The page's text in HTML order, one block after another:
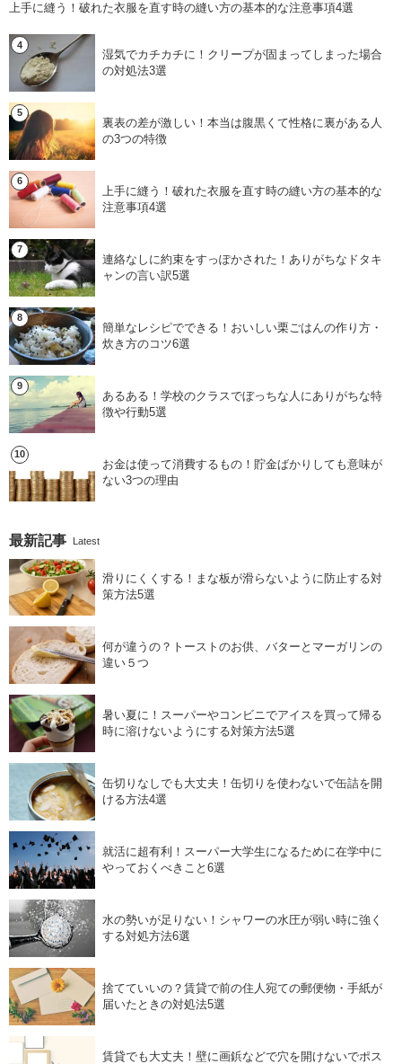
上手に縫う！破れた衣服を直す時の縫い方の基本的な注意事項4選
湿気でカチカチに！クリープが固まってしまった場合
の対処法3選
裏表の差が激しい！本当は腹黒くて性格に裏がある人
の3つの特徴
上手に縫う！破れた衣服を直す時の縫い方の基本的な
注意事項4選
連絡なしに約束をすっぽかされた！ありがちなドタキ
ャンの言い訳5選
簡単なレシピでできる！おいしい栗ごはんの作り方・
炊き方のコツ6選
あるある！学校のクラスでぼっちな人にありがちな特
徴や行動5選
お金は使って消費するもの！貯金ばかりしても意味が
ない3つの理由
最新記事 Latest
滑りにくくする！まな板が滑らないように防止する対
策方法5選
何が違うの？トーストのお供、バターとマーガリンの
違い５つ
暑い夏に！スーパーやコンビニでアイスを買って帰る
時に溶けないようにする対策方法5選
缶切りなしでも大丈夫！缶切りを使わないで缶詰を開
ける方法4選
就活に超有利！スーパー大学生になるために在学中に
やっておくべきこと6選
水の勢いが足りない！シャワーの水圧が弱い時に強く
する対処方法6選
捨てていいの？賃貸で前の住人宛ての郵便物・手紙が
届いたときの対処法5選
賃貸でも大丈夫！壁に画鋲などで穴を開けないでポス